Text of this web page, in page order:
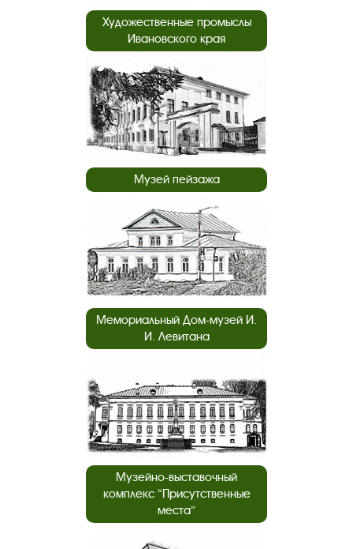
Художественные промыслы
Ивановского края
Музей пейзажа
Мемориальный Дом-музей И.
И. Левитана
Музейно-выставочный
комплекс “Присутственные
места”